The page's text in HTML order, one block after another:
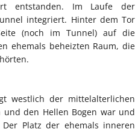
entstanden. Im Laufe der
integriert. Hinter dem Tor
(noch im Tunnel) auf die
ehemals beheizten Raum, die
westlich der mittelalterlichen
und den Hellen Bogen war und
Platz der ehemals inneren